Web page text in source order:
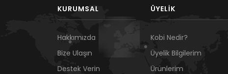
KURUMSAL
Hakkımızda
Bize Ulaşın
Destek Verin
ÜYELIK
Kobi Nedir?
Üyelik Bilgilerim
Ürünlerim